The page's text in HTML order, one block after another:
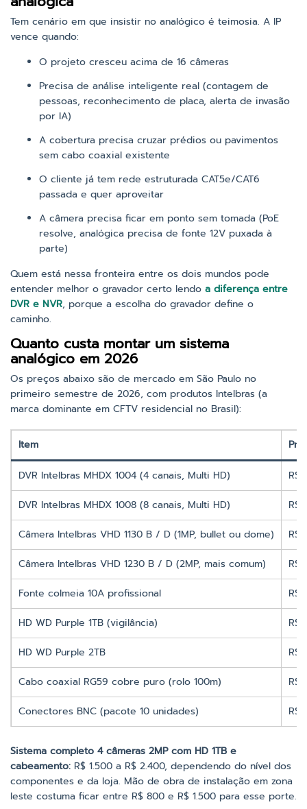
Tem cenário em que insistir no analógico é teimosia. A IP
vence quando:
O projeto cresceu acima de 16 câmeras
Precisa de análise inteligente real (contagem de
pessoas, reconhecimento de placa, alerta de invasão
por IA)
A cobertura precisa cruzar prédios ou pavimentos
sem cabo coaxial existente
O cliente já tem rede estruturada CAT5e/CAT6
passada e quer aproveitar
A câmera precisa ficar em ponto sem tomada (PoE
resolve, analógica precisa de fonte 12V puxada à
parte)
Quem está nessa fronteira entre os dois mundos pode
entender melhor o gravador certo lendo a diferença entre
DVR e NVR, porque a escolha do gravador define o
caminho.
Quanto custa montar um sistema
analógico em 2026
Os preços abaixo são de mercado em São Paulo no
primeiro semestre de 2026, com produtos Intelbras (a
marca dominante em CFTV residencial no Brasil):
Item
DVR Intelbras MHDX 1004 (4 canais, Multi HD) R$
DVR Intelbras MHDX 1008 (8 canais, Multi HD) R$
Câmera Intelbras VHD 1130 B / D (1MP, bullet ou dome) R$
Câmera Intelbras VHD 1230 B / D (2MP, mais comum) R$
Fonte colmeia 10A profissional R$
HD WD Purple 1TB (vigilância) R$
HD WD Purple 2TB R$
Cabo coaxial RG59 cobre puro (rolo 100m) R$
Conectores BNC (pacote 10 unidades) R$
Sistema completo 4 câmeras 2MP com HD 1TB e
cabeamento: R$ 1.500 a R$ 2.400, dependendo do nível dos
componentes e da loja. Mão de obra de instalação em zona
leste costuma ficar entre R$ 800 e R$ 1.500 para esse porte.